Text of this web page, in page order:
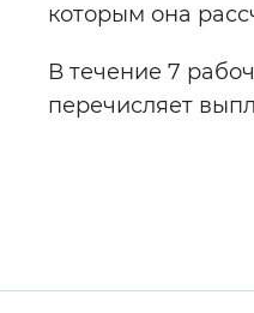
которым она
В течение 7
перечисляет